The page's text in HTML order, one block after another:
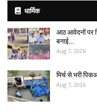
धार्मिक
आठ आवेदनों पर
बनाई…
Aug 7, 2026
मिर्च से भरी
Aug 7, 2026